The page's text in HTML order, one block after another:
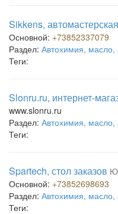
Sikkens, автомастерская
Основной: +73852337079
Раздел: Автохимия, масло,
Теги:
Slonru.ru, интернет-
www.slonru.ru
Раздел: Автохимия, масло,
Теги:
Spartech, стол заказов
Основной: +73852698693
Раздел: Автохимия, масло,
Теги: